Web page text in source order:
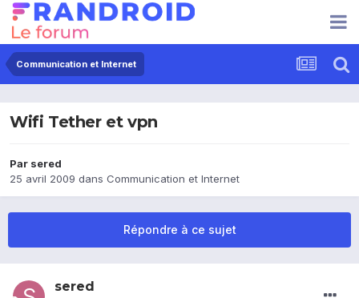
Communication et Internet
Wifi Tether et vpn
Par sered
25 avril 2009 dans Communication et Internet
Répondre à ce sujet
sered